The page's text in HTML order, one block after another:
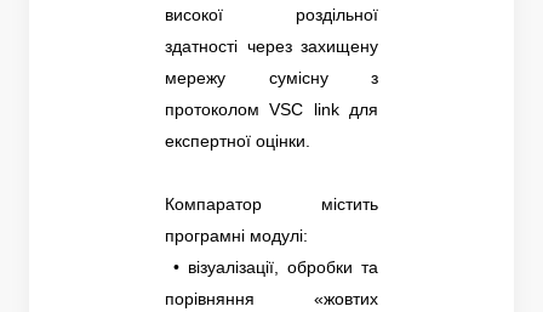
високої роздільної
здатності через захищену
мережу сумісну з
протоколом VSC link для
експертної оцінки.
Компаратор містить
програмні модулі:
• візуалізації, обробки та
порівняння «жовтих